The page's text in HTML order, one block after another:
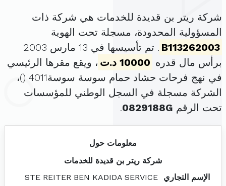
شركة ريتر بن قديدة للخدمات هي شركة ذات
المسؤولية المحدودة، مسجلة تحت الهوية
B113262003
. تم تأسيسها في 13 مارس 2003
برأس مال قدره 10000 د.ت
، ويقع مقرها الرئيسي
في نهج فرحات حشاد حمام سوسة سوسة4011 (
)،
الشركة مسجلة في السجل الوطني للمؤسسات
تحت الرقم 0829188G
.
معلومات حول
شركة ريتر بن قديدة للخدمات
الإسم التجاري
STE REITER BEN KADIDA SERVICE